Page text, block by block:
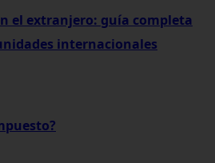
el extranjero: guía completa
internacionales